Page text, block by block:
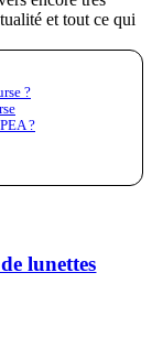
et tout ce qui
?
?
lunettes